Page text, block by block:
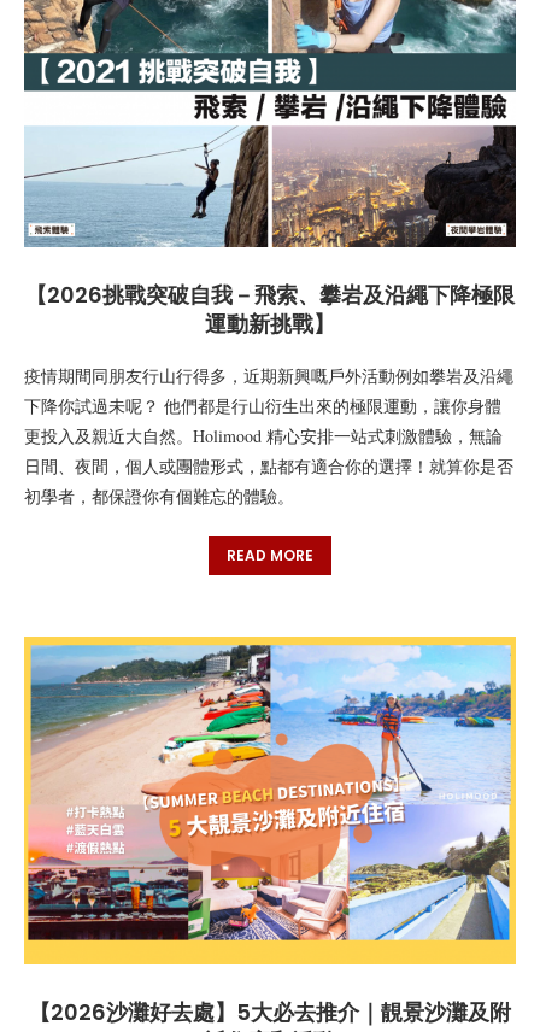
【2026挑戰突破自我－飛索、攀岩及沿繩下降極限
運動新挑戰】
疫情期間同朋友行山行得多，近期新興嘅戶外活動例如攀岩及沿繩
下降你試過未呢？ 他們都是行山衍生出來的極限運動，讓你身體
更投入及親近大自然。Holimood 精心安排一站式刺激體驗，無論
日間、夜間，個人或團體形式，點都有適合你的選擇！就算你是否
初學者，都保證你有個難忘的體驗。
READ MORE
【2026沙灘好去處】5大必去推介｜靚景沙灘及附